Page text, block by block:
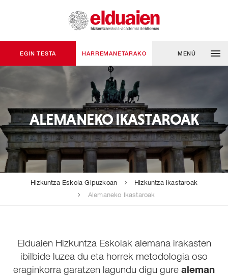
EGIN TESTA HARREMANETARAKO MENÚ
ALEMANEKO IKASTAROAK
Hizkuntza Eskola Gipuzkoan
Hizkuntza ikastaroak
Alemaneko Ikastaroak
Elduaien Hizkuntza Eskolak alemana irakasten
ibilbide luzea du eta horrek metodologia oso
eraginkorra garatzen lagundu digu gure aleman